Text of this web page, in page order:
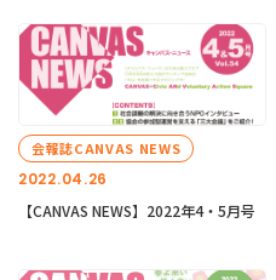
2022.04.26
会報誌CANVAS NEWS
【CANVAS NEWS】2022年4・5月号